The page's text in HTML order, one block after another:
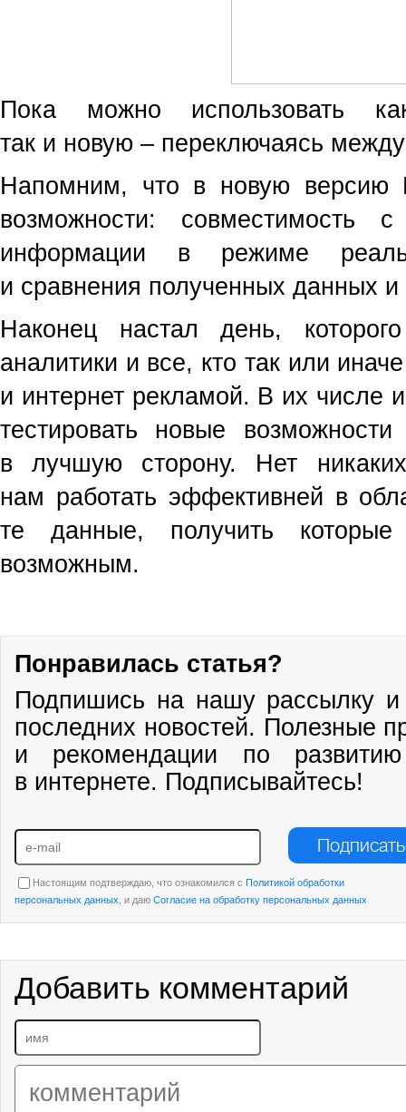
Пока можно использовать
так и новую – переключаясь
Напомним, что в новую версию
возможности: совместимость
информации в режиме
и сравнения полученных данных
Наконец настал день,
аналитики и все, кто так или
и интернет рекламой. В их
тестировать новые
в лучшую сторону. Нет
нам работать эффективней в
те данные, получить
возможным.
Понравилась статья?
Подпишись на нашу рассылку и
последних новостей. Полезные
и рекомендации по
в интернете. Подписывайтесь!
Настоящим подтверждаю, что ознакомился с Политикой обработки
персональных данных , и даю Согласие на обработку персональных данных
Добавить комментарий